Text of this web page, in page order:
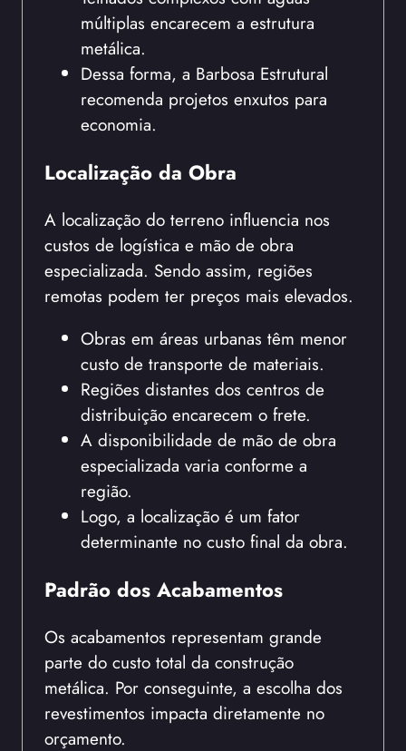
múltiplas encarecem a estrutura
metálica.
Dessa forma, a Barbosa Estrutural
recomenda projetos enxutos para
economia.
Localização da Obra
A localização do terreno influencia nos
custos de logística e mão de obra
especializada. Sendo assim, regiões
remotas podem ter preços mais elevados.
Obras em áreas urbanas têm menor
custo de transporte de materiais.
Regiões distantes dos centros de
distribuição encarecem o frete.
A disponibilidade de mão de obra
especializada varia conforme a
região.
Logo, a localização é um fator
determinante no custo final da obra.
Padrão dos Acabamentos
Os acabamentos representam grande
parte do custo total da construção
metálica. Por conseguinte, a escolha dos
revestimentos impacta diretamente no
orçamento.